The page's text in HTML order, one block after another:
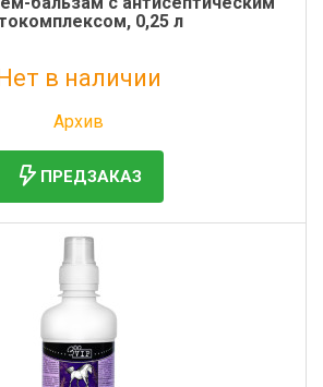
0,25 л
в наличии
Архив
ПРЕДЗАКАЗ